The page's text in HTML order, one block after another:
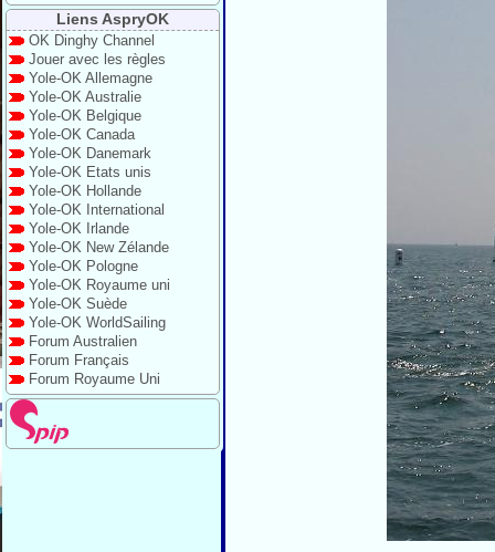
Liens AspryOK
OK Dinghy Channel
Jouer avec les règles
Yole-OK Allemagne
Yole-OK Australie
Yole-OK Belgique
Yole-OK Canada
Yole-OK Danemark
Yole-OK Etats unis
Yole-OK Hollande
Yole-OK International
Yole-OK Irlande
Yole-OK New Zélande
Yole-OK Pologne
Yole-OK Royaume uni
Yole-OK Suède
Yole-OK WorldSailing
Forum Australien
Forum Français
Forum Royaume Uni